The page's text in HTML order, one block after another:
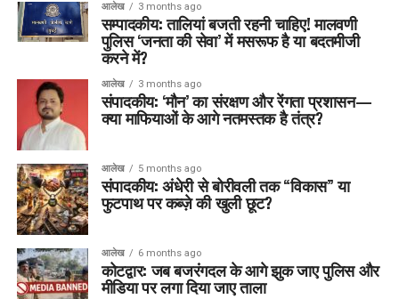
आलेख 3 months ago
सम्पादकीय: तालियां बजती रहनी चाहिए! मालवणी
पुलिस ‘जनता की सेवा’ में मसरूफ है या बदतमीजी
करने में?
आलेख 3 months ago
संपादकीय: ‘मौन’ का संरक्षण और रेंगता प्रशासन—
क्या माफियाओं के आगे नतमस्तक है तंत्र?
आलेख 5 months ago
संपादकीय: अंधेरी से बोरीवली तक “विकास” या
फुटपाथ पर कब्ज़े की खुली छूट?
आलेख 6 months ago
कोटद्वार: जब बजरंगदल के आगे झुक जाए पुलिस और
मीडिया पर लगा दिया जाए ताला